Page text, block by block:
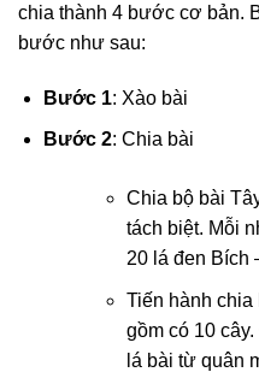
chia thành 4 bước cơ bản.
bước như sau:
Bước 1: Xào bài
Bước 2: Chia bài
Chia bộ bài
tách biệt. Mỗi
20 lá đen Bích
Tiến hành chia
gồm có 10
lá bài từ quân